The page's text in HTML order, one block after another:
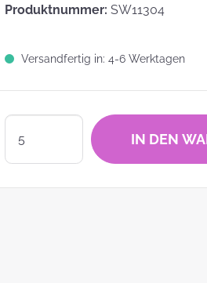
zu
zum
Produktnummer: SW11304
Versandfertig in: 4-6 Werktagen
IN DEN